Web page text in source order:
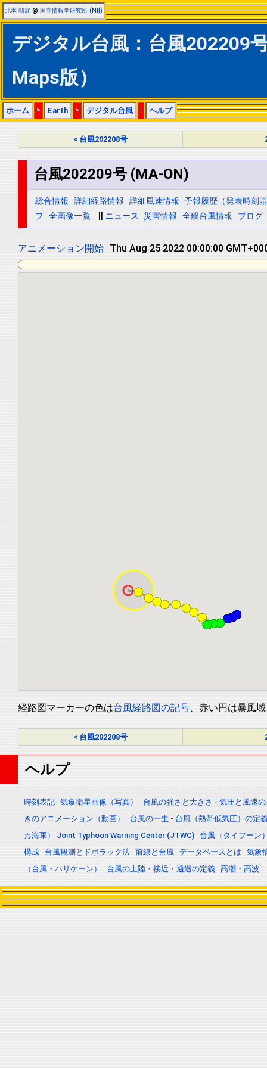
北本 朝展 @ 国立情報学研究所 (NII)
デジタル台風：台風202209
Maps版）
ホーム > Earth > デジタル台風 | ヘルプ
< 台風202208号
台風202209号 (MA-ON)
総合情報 詳細経路情報 詳細風速情報 予報履歴（発表時刻
プ 全画像一覧 ニュース 災害情報 全般台風情報 ブログ
アニメーション開始 Thu Aug 25 2022 12:00:00
経路図マーカーの色は台風経路図の記号、赤い円は暴風
< 台風202208号
ヘルプ
時刻表記 気象衛星画像（写真）
台風の強さと大きさ - 気圧と風速
きのアニメーション（動画）
台風の一生 - 台風（熱帯低気圧）の定
カ海軍） Joint Typhoon Warning Center (JTWC)
台風（タイフーン
構成
台風観測とドボラック法 前線と台風 データベースとは
気象
（台風・ハリケーン）
台風の上陸・接近・通過の定義 高潮・高波